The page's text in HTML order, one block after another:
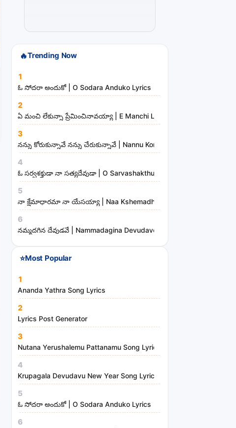
s
n
d
m
i
n
i
s
t
e
s
🔥Trending Now
1
ఓ సోదరా అందుకో | O Sodara Anduko Lyrics
2
ఏ మంచి లేకున్నా ప్రేమించినావయ్యా | E Manchi Lekunna
3
నన్ను కోరుకున్నావే నన్ను చేరుకున్నావే | Nannu Korukunnaave Nannu
4
ఓ సర్వశక్తుడా నా సత్యదేవుడా | O Sarvashakthudaa Naa Sathyadevudaa
5
నా క్షేమాధారమా నా యేసయ్యా | Naa Kshemadharama Naa Yesayya
6
నమ్మదగిన దేవుడవే | Nammadagina Devudave Song Lyrics
⭐Most Popular
1
Ananda Yathra Song Lyrics
2
Lyrics Post Generator
3
Nutana Yerushalemu Pattanamu Song Lyrics | Hosanna Ministries
4
Krupagala Devudavu New Year Song Lyrics
5
ఓ సోదరా అందుకో | O Sodara Anduko Lyrics
6